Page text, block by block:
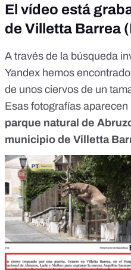
El vídeo está
de Villetta Barrea
A través de la búsqueda
Yandex hemos encontrado
de unos ciervos de un
Esas fotografías aparecen
parque natural de
municipio de Villetta